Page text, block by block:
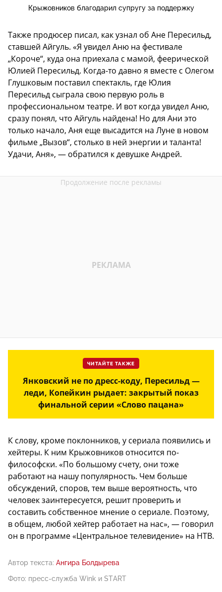
Крыжовников благодарил супругу за поддержку
Также продюсер писал, как узнал об Ане Пересильд,
ставшей Айгуль. «Я увидел Аню на фестивале
„Короче“, куда она приехала с мамой, феерической
Юлией Пересильд. Когда-то давно я вместе с Олегом
Глушковым поставил спектакль, где Юлия
Пересильд сыграла свою первую роль в
профессиональном театре. И вот когда увидел Аню,
сразу понял, что Айгуль найдена! Но для Ани это
только начало, Аня еще высадится на Луне в новом
фильме „Вызов“, столько в ней энергии и таланта!
Удачи, Аня», — обратился к девушке Андрей.
ЧИТАЙТЕ ТАКЖЕ
Янковский не по дресс-коду, Пересильд —
леди, Копейкин рыдает: закрытый показ
финальной серии «Слово пацана»
К слову, кроме поклонников, у сериала появились и
хейтеры. К ним Крыжовников относится по-
философски. «По большому счету, они тоже
работают на нашу популярность. Чем больше
обсуждений, споров, тем выше вероятность, что
человек заинтересуется, решит проверить и
составить собственное мнение о сериале. Поэтому,
в общем, любой хейтер работает на нас», — говорил
он в программе «Центральное телевидение» на НТВ.
Автор текста: Ангира Болдырева
Фото: пресс-служба Wink и START